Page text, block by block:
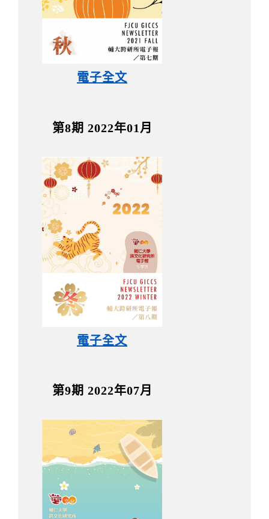
電子全文
第8期 2022年01月
電子全文
第9期 2022年07月